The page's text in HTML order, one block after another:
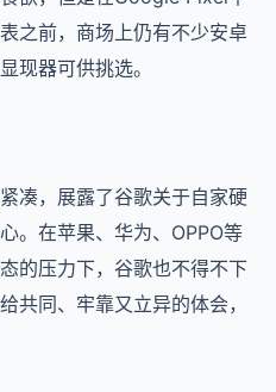
之前，商场上仍有不少安卓
现器可供挑选。
凑，展露了谷歌关于自家硬
。在苹果、华为、OPPO等
的压力下，谷歌也不得不下
共同、牢靠又立异的体会，